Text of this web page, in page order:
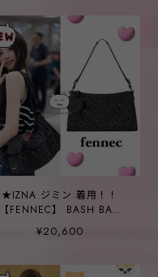
★IZNA ジミン 着用！！
【FENNEC】 BASH BAG
SET - LEOPARD BLACK
¥20,600